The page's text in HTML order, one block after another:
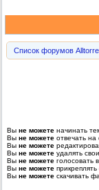
Список форумов
Вы не можете начинать
Вы не можете отвечать
Вы не можете
Вы не можете удалять
Вы не можете голосовать
Вы не можете
Вы не можете скачивать